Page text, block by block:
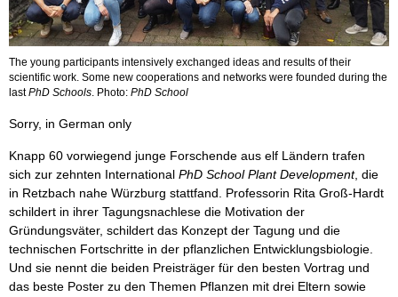
The young participants intensively exchanged ideas and results of their
scientific work. Some new cooperations and networks were founded during the
lastPhD Schools. Photo: PhD School
Sorry, in German only
Knapp 60 vorwiegend junge Forschende aus elf Ländern trafen
sich zur zehnten International PhD School Plant Development, die
in Retzbach nahe Würzburg stattfand. Professorin Rita Groß-Hardt
schildert in ihrer Tagungsnachlese die Motivation der
Gründungsväter, schildert das Konzept der Tagung und die
technischen Fortschritte in der pflanzlichen Entwicklungsbiologie.
Und sie nennt die beiden Preisträger für den besten Vortrag und
das beste Poster zu den Themen Pflanzen mit drei Eltern sowie